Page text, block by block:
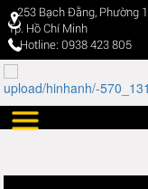
253 Bạch Đằng, Phường
Tp. Hồ Chí Minh
Hotline: 0938 423 805